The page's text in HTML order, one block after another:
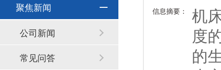
信息摘要：
机
度
的
聚焦新闻
公司新闻
常见问答